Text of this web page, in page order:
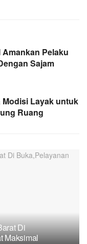
Pelaku
Sajam
Layak untuk
Ruang
Di
Maksimal